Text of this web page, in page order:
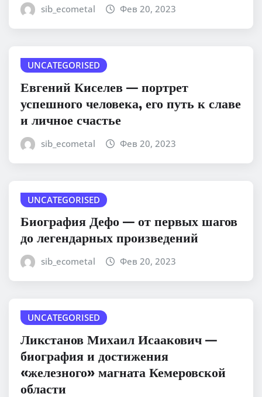
sib_ecometal Фев 20, 2023
UNCATEGORISED
Евгений Киселев — портрет
успешного человека, его путь к славе
и личное счастье
sib_ecometal Фев 20, 2023
UNCATEGORISED
Биография Дефо — от первых шагов
до легендарных произведений
sib_ecometal Фев 20, 2023
UNCATEGORISED
Ликстанов Михаил Исаакович —
биография и достижения
«железного» магната Кемеровской
области